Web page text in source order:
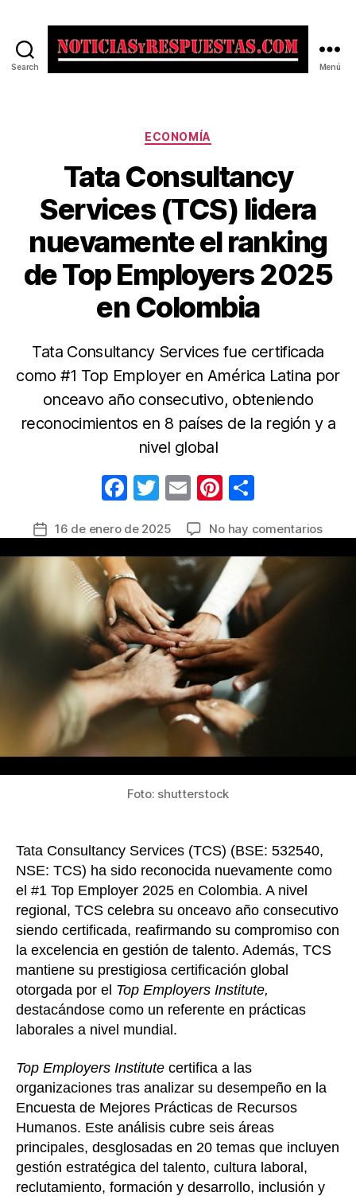
Search Menú
Categorías
ECONOMÍA
Tata Consultancy
Services (TCS) lidera
nuevamente el ranking
de Top Employers 2025
en Colombia
Tata Consultancy Services fue certificada
como #1 Top Employer en América Latina por
onceavo año consecutivo, obteniendo
reconocimientos en 8 países de la región y a
nivel global
F
c
e
b
o
o
k
T
itt
er
E
ail
Pi
er
e
st
m
p
ar
tir
Fecha
entrada
16 de enero de 2025 No hay comentariosen
Foto: shutterstock
Tata Consultancy Services (TCS) (BSE: 532540,
NSE: TCS) ha sido reconocida nuevamente como
el #1 Top Employer 2025 en Colombia. A nivel
regional, TCS celebra su onceavo año consecutivo
siendo certificada, reafirmando su compromiso con
la excelencia en gestión de talento. Además, TCS
mantiene su prestigiosa certificación global
otorgada por el Top Employers Institute,
destacándose como un referente en prácticas
laborales a nivel mundial.
Top Employers Institute certifica a las
organizaciones tras analizar su desempeño en la
Encuesta de Mejores Prácticas de Recursos
Humanos. Este análisis cubre seis áreas
principales, desglosadas en 20 temas que incluyen
gestión estratégica del talento, cultura laboral,
reclutamiento, formación y desarrollo, inclusión y